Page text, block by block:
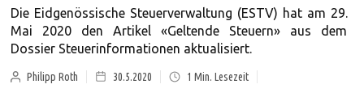
Die Eidgenössische Steuerverwaltung (ESTV) hat am 29.
Mai 2020 den Artikel «Geltende Steuern» aus dem
Dossier Steuerinformationen aktualisiert.
Philipp Roth 30.5.2020 1 Min. Lesezeit